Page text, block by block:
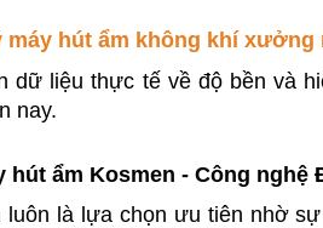
máy hút ẩm không khí xưởng
dữ liệu thực tế về độ bền và
nay.
hút ẩm Kosmen - Công nghệ
luôn là lựa chọn ưu tiên nhờ